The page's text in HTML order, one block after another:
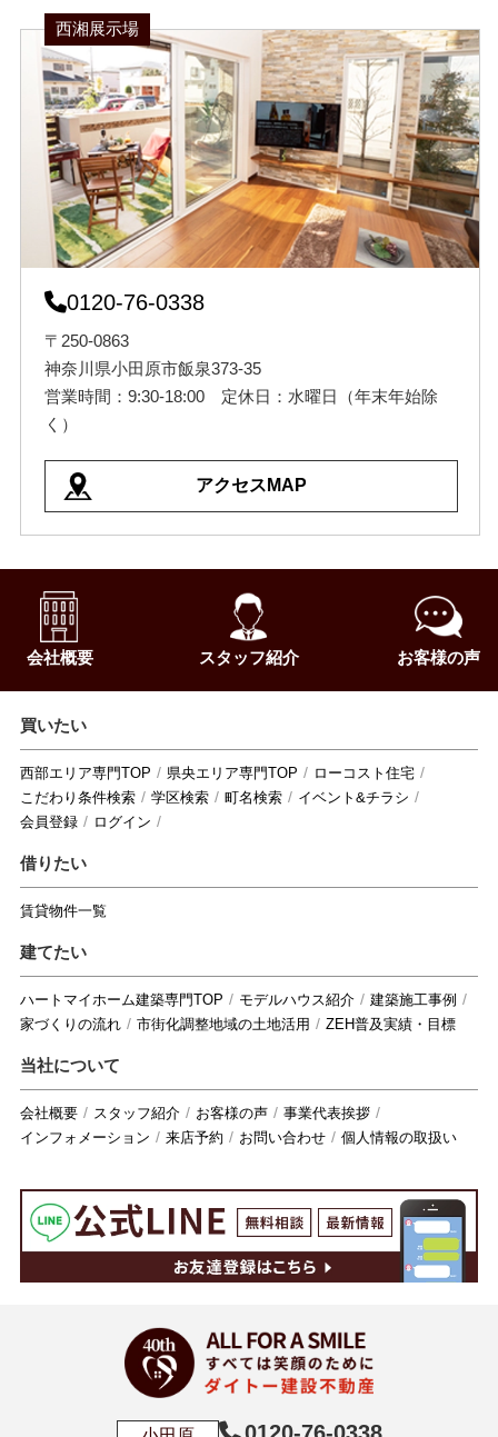
西湘展示場
0120-76-0338
〒250-0863
神奈川県小田原市飯泉373-35
営業時間：9:30-18:00 定休日：水曜日（年末年始除
く）
アクセスMAP
会社概要 スタッフ紹介 お客様の声
買いたい
西部エリア専門TOP 県央エリア専門TOP
ローコスト住宅
こだわり条件検索
学区検索 町名検索
イベント&チラシ
会員登録
ログイン
借りたい
賃貸物件一覧
建てたい
ハートマイホーム建築専門TOP モデルハウス紹介
建築施工事例
家づくりの流れ
市街化調整地域の土地活用 ZEH普及実績・目標
当社について
会社概要 スタッフ紹介 お客様の声
事業代表挨拶
インフォメーション
来店予約 お問い合わせ 個人情報の取扱い